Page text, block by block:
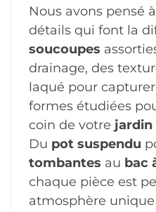
Nous avons pensé
détails qui font la
soucoupes
drainage, des
laqué pour
formes étudiées
coin de votre jardin
Du pot suspendu
tombantes au bac
chaque pièce est
atmosphère